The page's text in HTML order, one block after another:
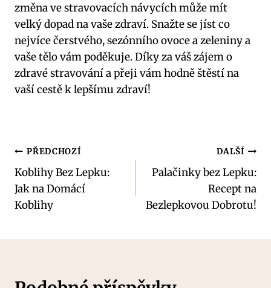
změna ve stravovacích návycích může mít
velký dopad na vaše zdraví. Snažte se jíst co
nejvíce čerstvého, sezónního ovoce a zeleniny a
vaše tělo vám poděkuje. Díky za váš zájem o
zdravé stravování a přeji vám hodně štěstí na
vaší cestě k lepšímu zdraví!
Navigace
pro
příspěvek
PŘEDCHOZÍ
Koblihy Bez Lepku:
Jak na Domácí
Koblihy
DALŠÍ
Palačinky bez Lepku:
Recept na
Bezlepkovou Dobrotu!